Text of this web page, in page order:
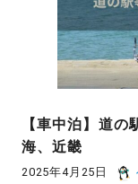
【車中泊】道
海、近畿
2025年4月25日